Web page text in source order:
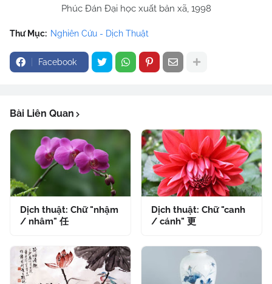
Phúc Đán Đại học xuất bản xã, 1998
Thư Mục: Nghiên Cứu - Dịch Thuật
Facebook
Bài Liên Quan
Dịch thuật: Chữ "nhậm
/ nhâm" 任
Dịch thuật: Chữ "canh
/ cánh" 更